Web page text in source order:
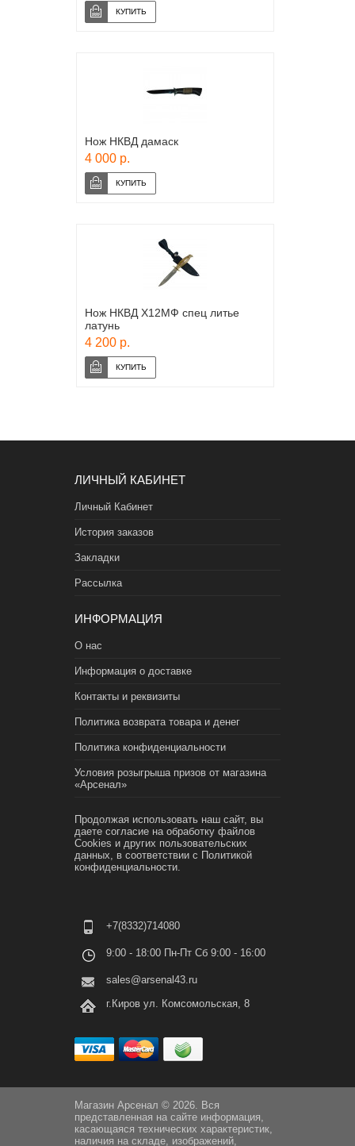
Нож НКВД дамаск
4 000 р.
Нож НКВД Х12МФ спец литье
латунь
4 200 р.
ЛИЧНЫЙ КАБИНЕТ
Личный Кабинет
История заказов
Закладки
Рассылка
ИНФОРМАЦИЯ
О нас
Информация о доставке
Контакты и реквизиты
Политика возврата товара и денег
Политика конфиденциальности
Условия розыгрыша призов от магазина
«Арсенал»
Продолжая использовать наш сайт, вы
даете согласие на обработку файлов
Cookies и других пользовательских
данных, в соответствии с Политикой
конфиденциальности.
+7(8332)714080
9:00 - 18:00 Пн-Пт Сб 9:00 - 16:00
sales@arsenal43.ru
г.Киров ул. Комсомольская, 8
Магазин Арсенал © 2026. Вся
представленная на сайте информация,
касающаяся технических характеристик,
наличия на складе, изображений,